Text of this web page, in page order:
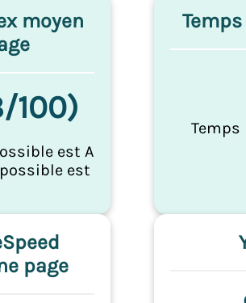
moyen
100)
est A
est
Temps
page